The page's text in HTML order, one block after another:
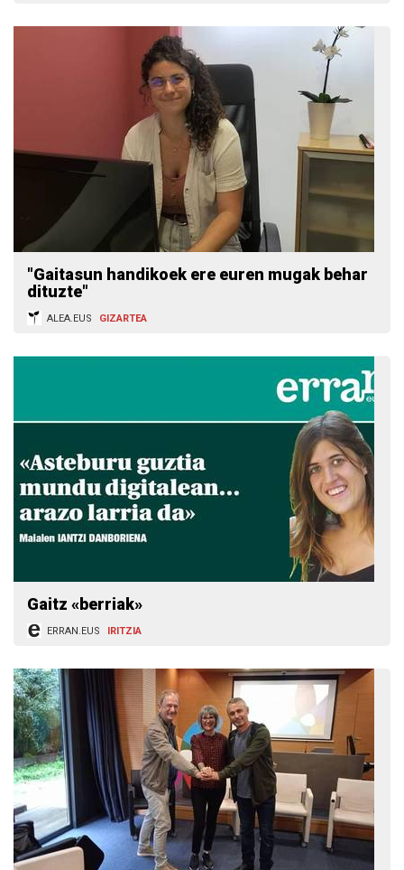
"Gaitasun handikoek ere euren mugak behar
dituzte"
ALEA.EUS GIZARTEA
Gaitz «berriak»
ERRAN.EUS IRITZIA